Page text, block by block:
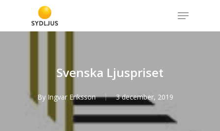
main
Menu
Svenska Ljuspriset
By Ingvar Eriksson 3 december, 2019
Close